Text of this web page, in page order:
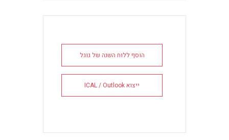
הוסף ללוח השנה של גוגל
ייצוא ICAL / Outlook